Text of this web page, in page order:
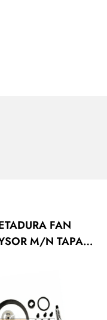
FAN
M/N TAPA